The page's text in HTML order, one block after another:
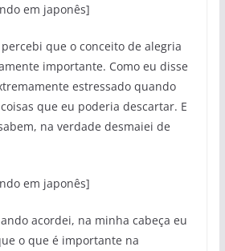
em japonês]
que o conceito de alegria
importante. Como eu disse
estressado quando
que eu poderia descartar. E
na verdade desmaiei de
em japonês]
acordei, na minha cabeça eu
o que é importante na